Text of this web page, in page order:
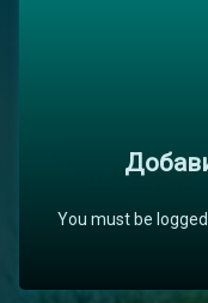
You must be